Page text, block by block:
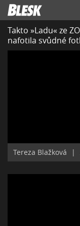
Takto »Ladu« ze
nafotila svůdné
Tereza Blažková |